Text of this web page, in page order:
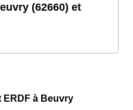
(62660) et
ERDF à Beuvry